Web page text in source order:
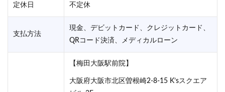
定休日 不定休
支払方法
現金、デビットカード、クレジットカード、
QRコード決済、メディカルローン
【梅田大阪駅前院】
大阪府大阪市北区曽根崎2-8-15 K’sスクエア